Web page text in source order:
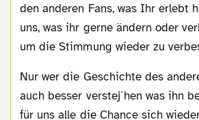
den anderen Fans, was Ihr erlebt
uns, was ihr gerne ändern oder
um die Stimmung wieder zu
Nur wer die Geschichte des anderen kennt, kann
auch besser verstej´hen was ihn
für uns alle die Chance sich